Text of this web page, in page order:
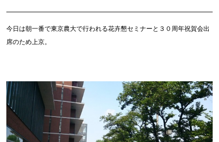
今日は朝一番で東京農大で行われる花卉懇セミナーと３０周年祝賀会出
席のため上京。